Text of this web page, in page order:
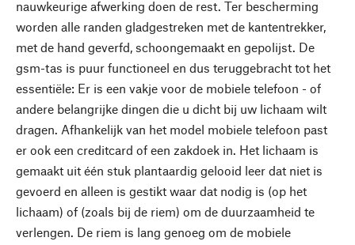
nauwkeurige afwerking doen de rest. Ter bescherming
worden alle randen gladgestreken met de kantentrekker,
met de hand geverfd, schoongemaakt en gepolijst. De
gsm-tas is puur functioneel en dus teruggebracht tot het
essentiële: Er is een vakje voor de mobiele telefoon - of
andere belangrijke dingen die u dicht bij uw lichaam wilt
dragen. Afhankelijk van het model mobiele telefoon past
er ook een creditcard of een zakdoek in. Het lichaam is
gemaakt uit één stuk plantaardig gelooid leer dat niet is
gevoerd en alleen is gestikt waar dat nodig is (op het
lichaam) of (zoals bij de riem) om de duurzaamheid te
verlengen. De riem is lang genoeg om de mobiele